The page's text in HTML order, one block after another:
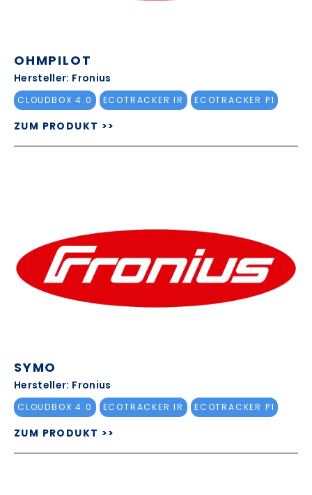
OHMPILOT
Hersteller: Fronius
CLOUDBOX 4.0 ECOTRACKER IR ECOTRACKER P1
ZUM PRODUKT >>
SYMO
Hersteller: Fronius
CLOUDBOX 4.0 ECOTRACKER IR ECOTRACKER P1
ZUM PRODUKT >>